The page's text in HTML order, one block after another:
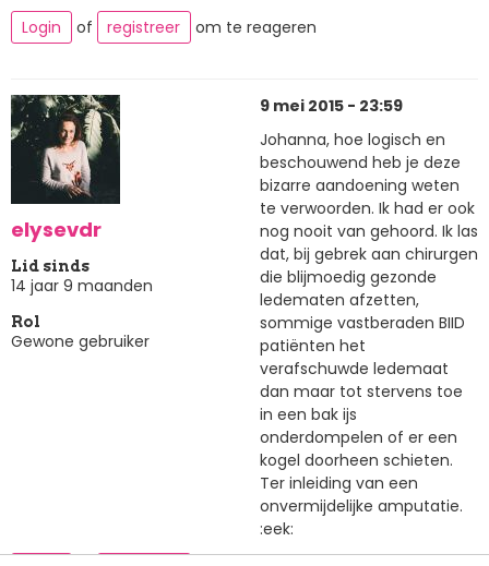
Login
of registreer om te reageren
elysevdr
Lid sinds
14 jaar 9 maanden
Rol
Gewone gebruiker
9 mei 2015 - 23:59
Johanna, hoe logisch en
beschouwend heb je deze
bizarre aandoening weten
te verwoorden. Ik had er ook
nog nooit van gehoord. Ik las
dat, bij gebrek aan chirurgen
die blijmoedig gezonde
ledematen afzetten,
sommige vastberaden BIID
patiënten het
verafschuwde ledemaat
dan maar tot stervens toe
in een bak ijs
onderdompelen of er een
kogel doorheen schieten.
Ter inleiding van een
onvermijdelijke amputatie.
:eek: